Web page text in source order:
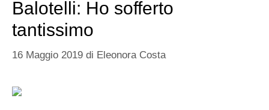
Balotelli: Ho sofferto
tantissimo
16 Maggio 2019 di Eleonora Costa